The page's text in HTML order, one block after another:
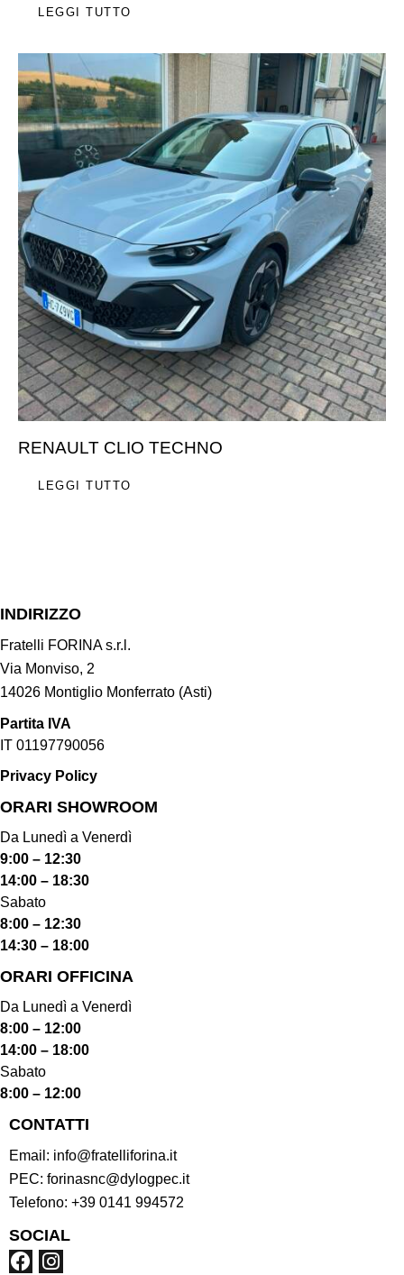
LEGGI TUTTO
RENAULT CLIO TECHNO
LEGGI TUTTO
INDIRIZZO
Fratelli FORINA s.r.l.
Via Monviso, 2
14026 Montiglio Monferrato (Asti)
Partita IVA
IT 01197790056
Privacy Policy
ORARI SHOWROOM​
Da Lunedì a Venerdì
9:00 – 12:30
14:00 – 18:30
Sabato
8:00 – 12:30
14:30 – 18:00
ORARI OFFICINA
Da Lunedì a Venerdì
8:00 – 12:00
14:00 – 18:00
Sabato
8:00 – 12:00
CONTATTI
Email: info@fratelliforina.it
PEC: forinasnc@dylogpec.it
Telefono: +39 0141 994572
SOCIAL